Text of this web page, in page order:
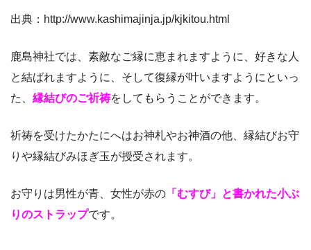
出典：http://www.kashimajinja.jp/kjkitou.html
鹿島神社では、素敵なご縁に恵まれますように、好きな人
と結ばれますように、そして復縁が叶いますようにといっ
た、 縁結びのご祈祷をしてもらうことができます。
祈祷を受けたかたにへはお神札やお神酒の他、縁結びお守
りや縁結びみほぎ玉が授受されます。
お守りは男性が青、女性が赤の 「むすび」と書かれた小ぶ
りのストラップです。